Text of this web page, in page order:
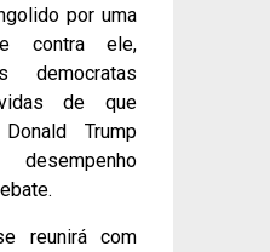
por uma
contra ele,
democratas
de que
Trump
reunirá com